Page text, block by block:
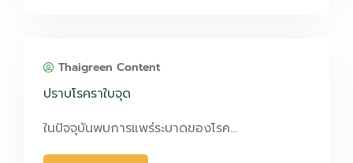
Thaigreen Content
ปราบโรคราใบจุด
ในปัจจุบันพบการแพร่ระบาดของโรค…